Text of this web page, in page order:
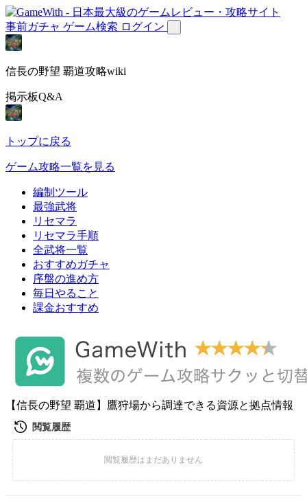
事前ガチャ ゲーム検索 ログイン
信長の野望 覇道攻略wiki
掲示板Q&A
トップに戻る
ゲーム攻略一覧を見る
編制ツール
最強武将
リセマラ
リセマラ手順
全武将一覧
おすすめガチャ
序盤の進め方
毎日やること
課金おすすめ
【信長の野望 覇道】鷹狩場から調達できる資源と拠点情報